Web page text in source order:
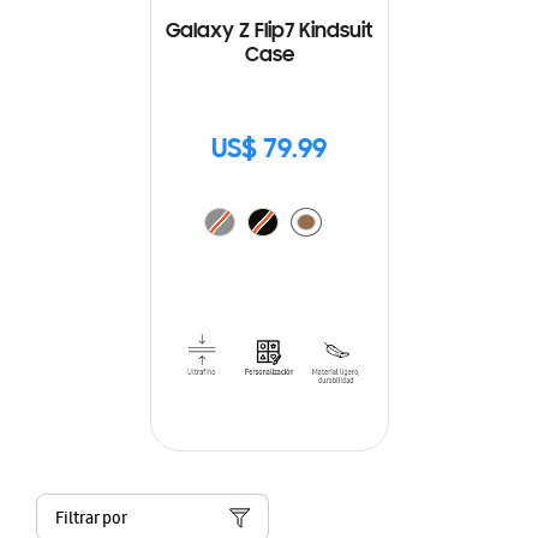
Galaxy Z Flip7 Kindsuit
Case
US$ 79.99
Filtrar por